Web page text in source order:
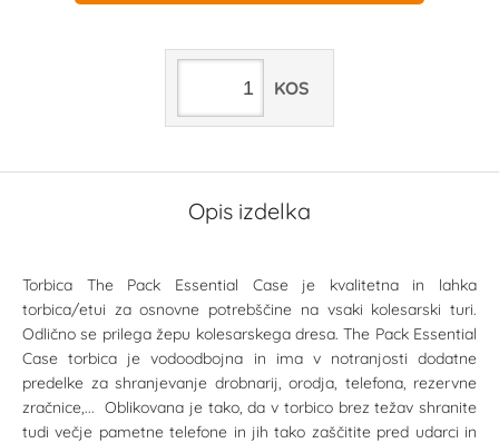
KOS
Opis izdelka
Torbica The Pack Essential Case je kvalitetna in lahka
torbica/etui za osnovne potrebščine na vsaki kolesarski turi.
Odlično se prilega žepu kolesarskega dresa. The Pack Essential
Case torbica je vodoodbojna in ima v notranjosti dodatne
predelke za shranjevanje drobnarij, orodja, telefona, rezervne
zračnice,... Oblikovana je tako, da v torbico brez težav shranite
tudi večje pametne telefone in jih tako zaščitite pred udarci in